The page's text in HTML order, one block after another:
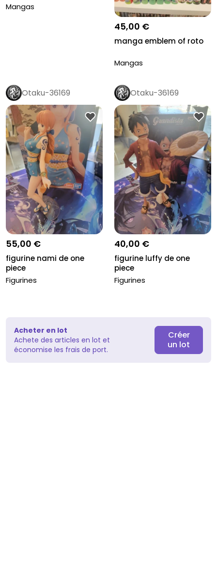
Mangas
45,00 €
manga emblem of roto
Mangas
Otaku-36169
55,00 €
figurine nami de one
piece
Figurines
Otaku-36169
40,00 €
figurine luffy de one
piece
Figurines
Acheter en lot
Achete des articles en lot et
économise les frais de port.
Créer
un lot